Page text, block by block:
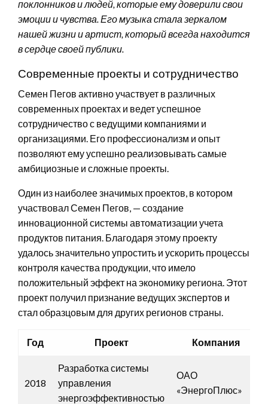
поклонников и людей, которые ему доверили свои
эмоции и чувства. Его музыка стала зеркалом
нашей жизни и артист, который всегда находится
в сердце своей публики.
Современные проекты и сотрудничество
Семен Пегов активно участвует в различных
современных проектах и ведет успешное
сотрудничество с ведущими компаниями и
организациями. Его профессионализм и опыт
позволяют ему успешно реализовывать самые
амбициозные и сложные проекты.
Один из наиболее значимых проектов, в котором
участвовал Семен Пегов, — создание
инновационной системы автоматизации учета
продуктов питания. Благодаря этому проекту
удалось значительно упростить и ускорить процессы
контроля качества продукции, что имело
положительный эффект на экономику региона. Этот
проект получил признание ведущих экспертов и
стал образцовым для других регионов страны.
Год Проект Компания
2018
Разработка системы
управления
энергоэффективностью
ОАО
«ЭнергоПлюс»